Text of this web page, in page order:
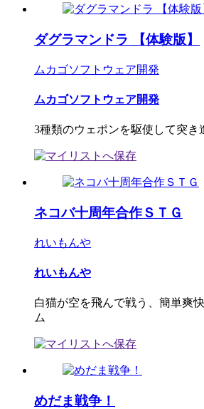
ダグラマンドラ 【体験版】
ムカゴソフトウェア開発
ムカゴソフトウェア開発
3種類のウェポンを駆使して突き
ネコバ十周年合作ＳＴＧ
れいもんや
れいもんや
白猫が空を飛んで戦う、簡単爽
ム
めだま戦争！